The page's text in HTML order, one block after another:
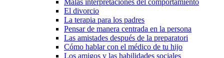
El divorcio
La terapia para los padres
Pensar de manera centrada en la persona
Las amistades después de la preparatori
Cómo hablar con el médico de tu hijo
Los amigos y las habilidades sociales